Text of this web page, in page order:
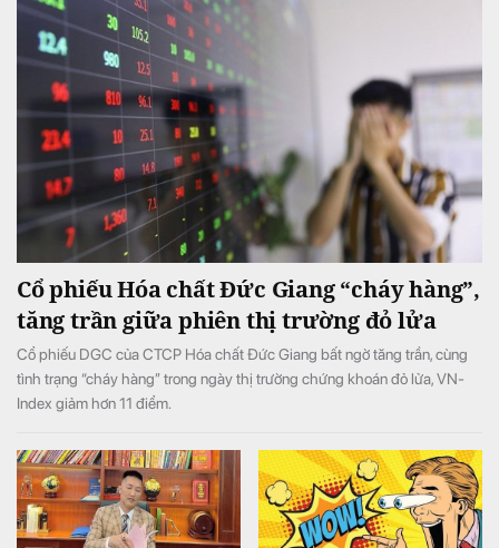
Cổ phiếu Hóa chất Đức Giang “cháy hàng”,
tăng trần giữa phiên thị trường đỏ lửa
Cổ phiếu DGC của CTCP Hóa chất Đức Giang bất ngờ tăng trần, cùng
tình trạng “cháy hàng” trong ngày thị trường chứng khoán đỏ lửa, VN-
Index giảm hơn 11 điểm.